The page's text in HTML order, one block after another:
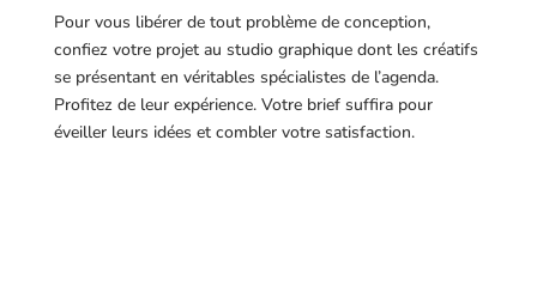
Pour vous libérer de tout problème de conception,
confiez votre projet au studio graphique dont les créatifs
se présentant en véritables spécialistes de l’agenda.
Profitez de leur expérience. Votre brief suffira pour
éveiller leurs idées et combler votre satisfaction.